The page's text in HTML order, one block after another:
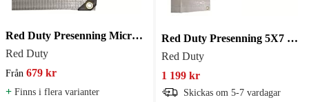
Red Duty Presenning Microflex Pro 250g
Red Duty
Från 679 kr
+ Finns i flera varianter
Red Duty Presenning 5X7 Formsydd 240G
Red Duty
1 199 kr
Skickas om 5-7 vardagar